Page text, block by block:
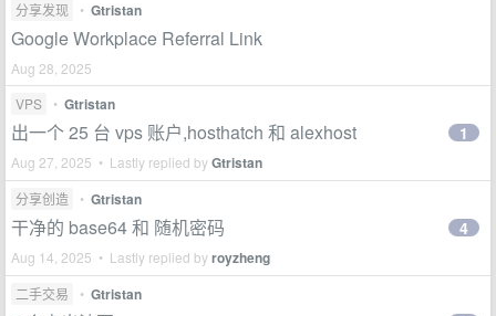
分享发现 • Gtristan
Google Workplace Referral Link
Aug 28, 2025
VPS
• Gtristan
出一个 25 台 vps 账户,hosthatch 和 alexhost
Aug 27, 2025 • Lastly replied byGtristan
1
分享创造 • Gtristan
干净的 base64 和 随机密码
Aug 14, 2025 • Lastly replied byroyzheng
4
二手交易 • Gtristan